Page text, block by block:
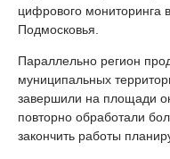
цифрового мониторинга
Подмосковья.
Параллельно регион
муниципальных
завершили на площади
повторно обработали
закончить работы